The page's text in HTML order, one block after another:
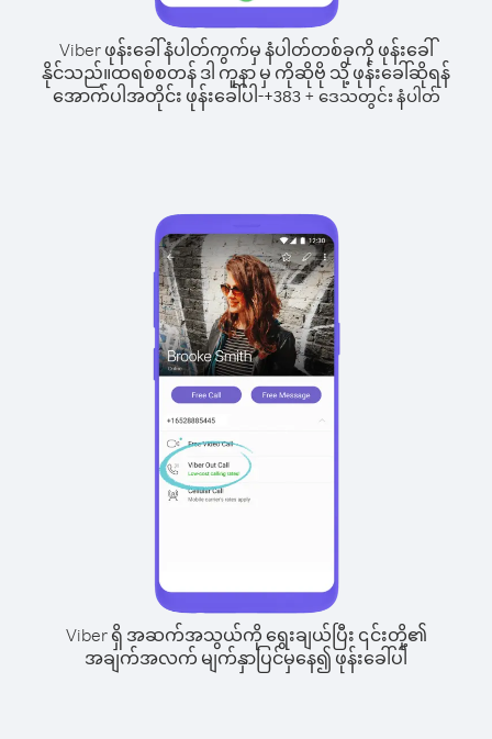
Viber ဖုန်းခေါ်နံပါတ်ကွက်မှ နံပါတ်တစ်ခုကို ဖုန်းခေါ်
နိုင်သည်။ထရစ်စတန် ဒါ ကူနာ မှ ကိုဆိုဗို သို့ ဖုန်းခေါ်ဆိုရန်
အောက်ပါအတိုင်း ဖုန်းခေါ်ပါ-+383+ ဒေသတွင်း နံပါတ်
Viber ရှိ အဆက်အသွယ်ကို ရွေးချယ်ပြီး ၎င်းတို့၏
အချက်အလက် မျက်နှာပြင်မှနေ၍ ဖုန်းခေါ်ပါ